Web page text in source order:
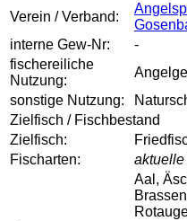
Verein / Verband:
interne Gew-Nr:
-
fischereiliche
Nutzung:
sonstige Nutzung:
Zielfisch / Fischbestand
Zielfisch:
Fischarten:
Aal,